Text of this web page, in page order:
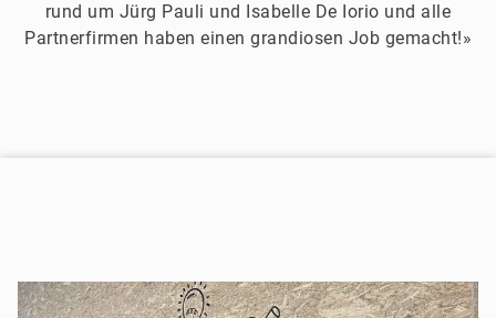
rund um Jürg Pauli und Isabelle De Iorio und alle
Partnerfirmen haben einen grandiosen Job gemacht!»